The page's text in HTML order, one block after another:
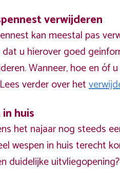
verwijderen
kan meestal pas
u hierover goed
Wanneer, hoe en óf
verder over het
huis
het najaar nog steeds
wespen in huis terecht
duidelijke